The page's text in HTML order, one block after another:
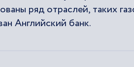
ряд отраслей, таких
Английский банк.